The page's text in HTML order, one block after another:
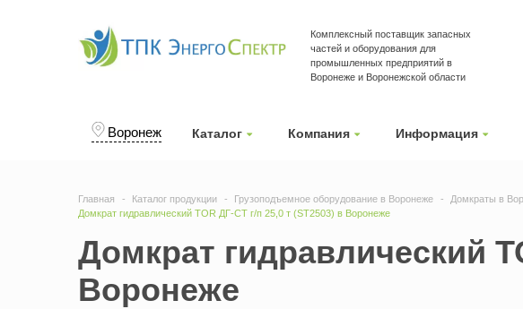
Воронеж Каталог Компания Информация
Комплексный поставщик запасных
частей и оборудования для
промышленных предприятий в
Воронеже и Воронежской области
Главная Каталог продукции Грузоподъемное оборудование в Воронеже Домкраты в
Домкрат гидравлический TOR ДГ-CT г/п 25,0 т (ST2503) в Воронеже
Домкрат гидравлический
Воронеже